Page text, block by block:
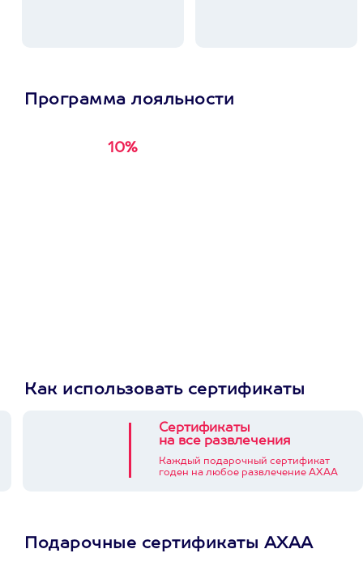
Программа лояльности
10%
Как использовать сертификаты
Сертификаты
на все развлечения
Каждый подарочный сертификат
годен на любое развлечение АХАА
Подарочные сертификаты АХАА